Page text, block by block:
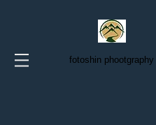
fotoshin phootgraphy